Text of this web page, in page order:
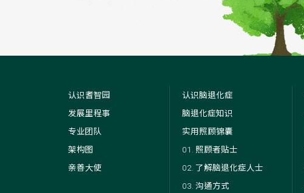
认识耆智园
发展里程事
专业团队
架构图
亲善大使
认识脑退化症
脑退化症知识
实用照顾锦囊
01. 照顾者贴士
02. 了解脑退化症人士
03. 沟通方式